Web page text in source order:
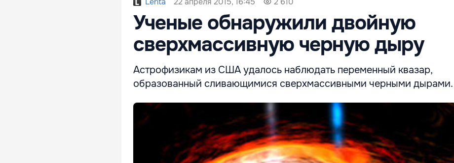
Ученые обнаружили двойную
сверхмассивную черную дыру
Астрофизикам из США удалось наблюдать переменный квазар,
образованный сливающимися сверхмассивными черными дырами.